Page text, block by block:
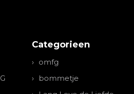
Categorieen
omfg
bommetje